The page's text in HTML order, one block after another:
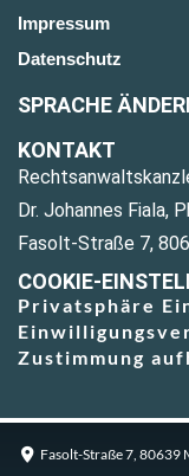
Impressum
Datenschutz
SPRACHE
KONTAKT
Dr. Johannes Fiala,
Fasolt-Straße 7,
COOKIE-
Privatsphäre
Zustimmung
Fasolt-Straße 7, 80639